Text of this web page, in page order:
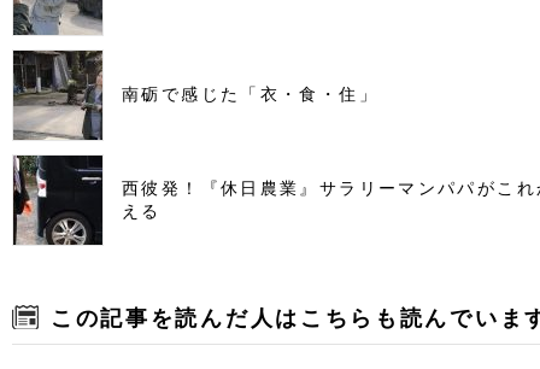
南砺で感じた「衣・食・住」
西彼発！『休日農業』サラリーマンパパがこ
える
この記事を読んだ人はこちらも読んでいま